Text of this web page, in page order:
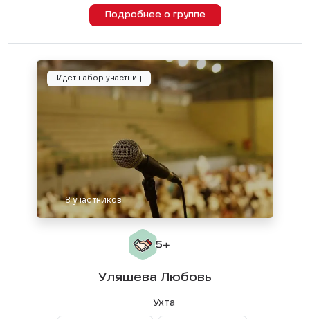
Подробнее о группе
Идет набор участниц
8 участников
Уляшева Любовь
Ухта